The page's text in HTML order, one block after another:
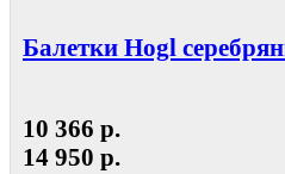
Балетки Hogl
10 366 р.
14 950 р.